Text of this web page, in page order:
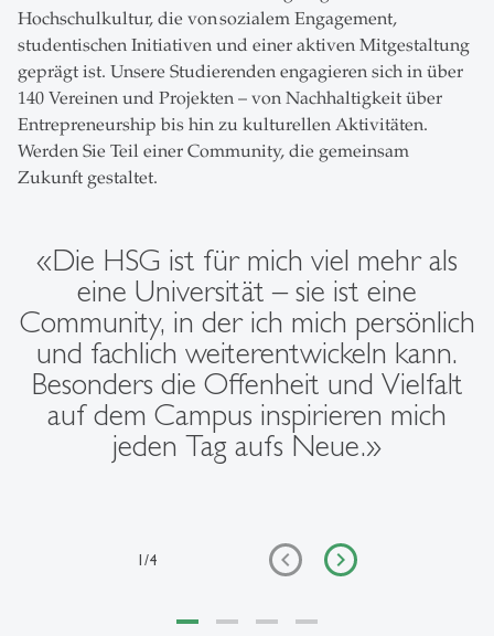
Hochschulkultur, die von sozialem Engagement,
studentischen Initiativen und einer aktiven Mitgestaltung
geprägt ist. Unsere Studierenden engagieren sich in über
140 Vereinen und Projekten – von Nachhaltigkeit über
Entrepreneurship bis hin zu kulturellen Aktivitäten.
Werden Sie Teil einer Community, die gemeinsam
Zukunft gestaltet.
«Die HSG ist für mich viel mehr als
eine Universität – sie ist eine
Community, in der ich mich persönlich
und fachlich weiterentwickeln kann.
Besonders die Offenheit und Vielfalt
auf dem Campus inspirieren mich
jeden Tag aufs Neue.»
1/4